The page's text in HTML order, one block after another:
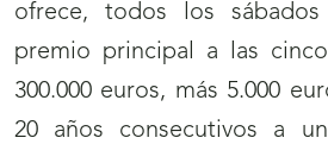
ofrece, todos los
premio principal a las
300.000 euros, más 5.000
20 años consecutivos a